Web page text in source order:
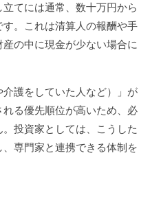
てには通常、数十万円から
。これは清算人の報酬や手
の中に現金が少ない場合に
護をしていた人など）」が
る優先順位が高いため、必
投資家としては、こうした
専門家と連携できる体制を